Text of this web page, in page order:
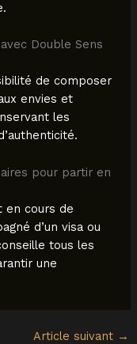
Double Sens
de composer
envies et
les
pour partir en
en cours de
d’un visa ou
tous les
une
Article suivant →